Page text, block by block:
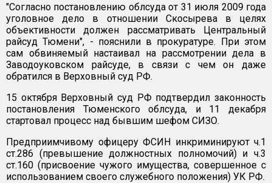
"Согласно постановлению облсуда от 31 июля 2009 года
уголовное дело в отношении Скосырева в целях
объективности должен рассматривать Центральный
райсуд Тюмени", - пояснили в прокуратуре. При этом
сам обвиняемый настаивал на рассмотрении дела в
Заводоуковском райсуде, в связи с чем он даже
обратился в Верховный суд РФ.
15 октября Верховный суд РФ подтвердил законность
постановления Тюменского облсуда, и 11 декабря
стартовал процесс над бывшим шефом СИЗО.
Предприимчивому офицеру ФСИН инкриминируют ч.1
ст.286 (превышение должностных полномочий) и ч.3
ст.160 (присвоение чужого имущества, совершенное с
использованием своего служебного положения) УК РФ.